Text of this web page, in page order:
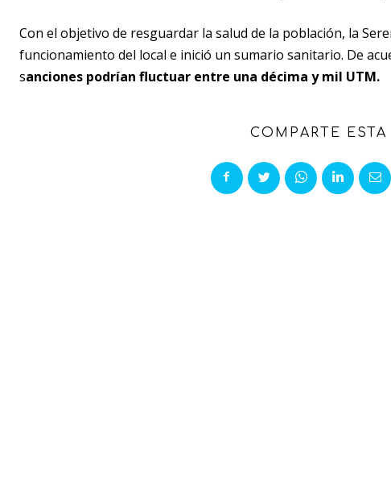
Con el objetivo de resguardar la salud de la población, la
funcionamiento del local e inició un sumario sanitario. De
sanciones podrían fluctuar entre una décima y mil UTM.
COMPARTE